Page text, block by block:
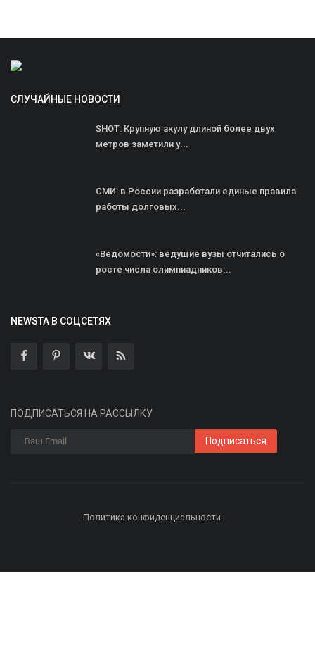
СЛУЧАЙНЫЕ НОВОСТИ
SHOT: Крупную акулу длиной более двух
метров заметили у...
СМИ: в России разработали единые правила
работы долговых...
«Ведомости»: ведущие вузы отчитались о
росте числа олимпиадников...
NEWSTA В СОЦСЕТЯХ
ПОДПИСАТЬСЯ НА РАССЫЛКУ
Подписаться
Политика конфиденциальности